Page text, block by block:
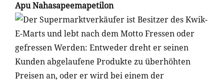
Apu Nahasapeemapetilon
Der Supermarktverkäufer ist Besitzer des Kwik-
E-Marts und lebt nach dem Motto Fressen oder
gefressen Werden: Entweder dreht er seinen
Kunden abgelaufene Produkte zu überhöhten
Preisen an, oder er wird bei einem der